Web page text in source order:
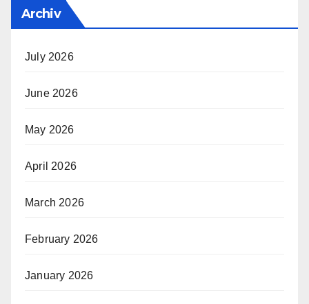
Archiv
July 2026
June 2026
May 2026
April 2026
March 2026
February 2026
January 2026